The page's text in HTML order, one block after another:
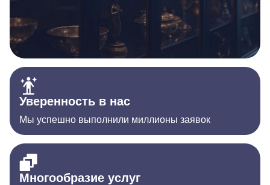
Уверенность в нас
Мы успешно выполнили миллионы заявок
Многообразие услуг